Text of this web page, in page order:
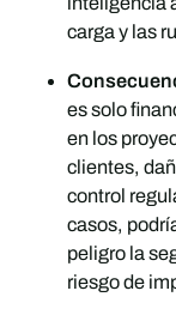
carga y las
es solo
en los
clientes,
control
casos,
peligro la
riesgo de